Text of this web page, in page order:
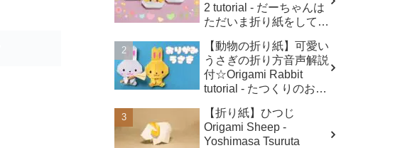
2 tutorial - だーちゃんは
ただいま折り紙をしてま
【動物の折り紙】可愛い
うさぎの折り方音声解説
付☆Origami Rabbit
tutorial - たつくりのおり
【折り紙】ひつじ
Origami Sheep -
Yoshimasa Tsuruta